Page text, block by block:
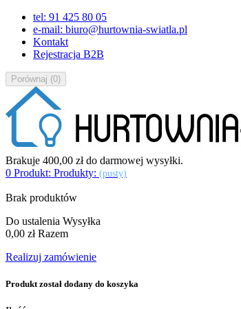
tel: 91 425 80 05
e-mail: biuro@hurtownia-swiatla.pl
Kontakt
Rejestracja B2B
Porównaj (0)
Brakuje 400,00 złdo darmowej wysyłki.
0 Produkt: Produkty: (pusty)
Brak produktów
Do ustalenia Wysyłka
0,00 zł Razem
Realizuj zamówienie
Produkt został dodany do koszyka